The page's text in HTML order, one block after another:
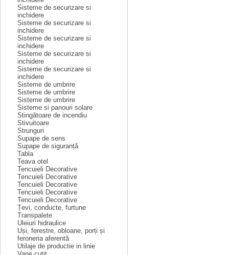
Sisteme de securizare si
inchidere
Sisteme de securizare si
inchidere
Sisteme de securizare si
inchidere
Sisteme de securizare si
inchidere
Sisteme de securizare si
inchidere
Sisteme de umbrire
Sisteme de umbrire
Sisteme de umbrire
Sisteme si panouri solare
Stingătoare de incendiu
Stivuitoare
Strunguri
Supape de sens
Supape de siguranță
Tabla
Teava otel
Tencuieli Decorative
Tencuieli Decorative
Tencuieli Decorative
Tencuieli Decorative
Tencuieli Decorative
Țevi, conducte, furtune
Transpalete
Uleiuri hidraulice
Uși, ferestre, obloane, porți și
feroneria aferentă
Utilaje de productie in linie